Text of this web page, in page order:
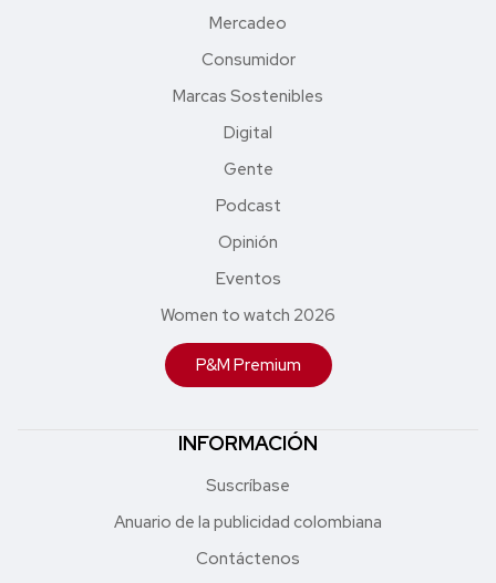
Mercadeo
Consumidor
Marcas Sostenibles
Digital
Gente
Podcast
Opinión
Eventos
Women to watch 2026
P&M Premium
INFORMACIÓN
Suscríbase
Anuario de la publicidad colombiana
Contáctenos